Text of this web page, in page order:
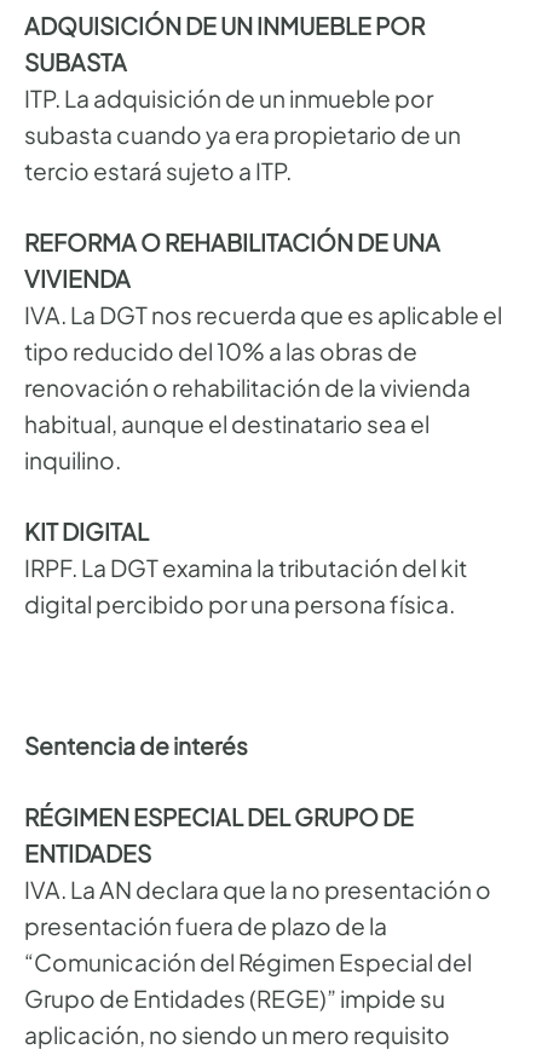
ADQUISICIÓN DE UN INMUEBLE POR
SUBASTA
ITP. La adquisición de un inmueble por
subasta cuando ya era propietario de un
tercio estará sujeto a ITP.
REFORMA O REHABILITACIÓN DE UNA
VIVIENDA
IVA. La DGT nos recuerda que es aplicable el
tipo reducido del 10% a las obras de
renovación o rehabilitación de la vivienda
habitual, aunque el destinatario sea el
inquilino.
KIT DIGITAL
IRPF. La DGT examina la tributación del kit
digital percibido por una persona física.
Sentencia de interés
RÉGIMEN ESPECIAL DEL GRUPO DE
ENTIDADES
IVA. La AN declara que la no presentación o
presentación fuera de plazo de la
“Comunicación del Régimen Especial del
Grupo de Entidades (REGE)” impide su
aplicación, no siendo un mero requisito